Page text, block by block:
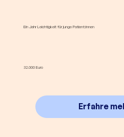
Ein Jahr Leichtigkeit für junge Patient:innen
32.000 Euro
Erfahre